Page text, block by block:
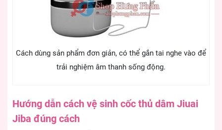
Cách dùng sản phẩm đơn giản, có thể gắn tai nghe vào để
trải nghiệm âm thanh sống động.
Hướng dẫn cách vệ sinh cốc thủ dâm Jiuai
Jiba đúng cách